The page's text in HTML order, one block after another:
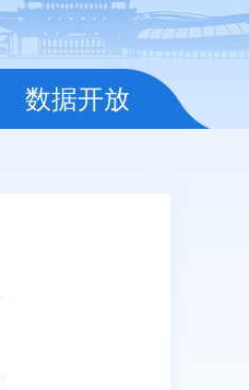
数据开放